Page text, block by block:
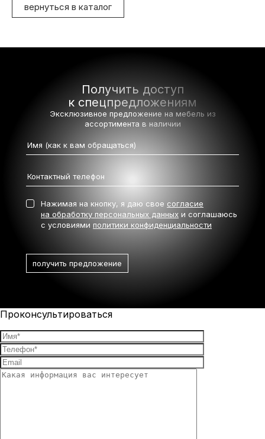
вернуться в каталог
Получить доступ
к спецпредложениям
Эксклюзивное предложение на мебель из
ассортимента в наличии
Нажимая на кнопку, я даю свое согласие
на обработку персональных данных и соглашаюсь
с условиями политики конфиденциальности
Проконсультироваться